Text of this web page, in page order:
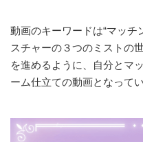
動画のキーワードは“マッチ
スチャーの３つのミストの
を進めるように、自分とマ
ーム仕立ての動画となってい